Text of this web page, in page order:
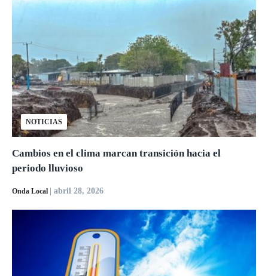
NOTICIAS
Cambios en el clima marcan transición hacia el
periodo lluvioso
Onda Local | abril 28, 2026